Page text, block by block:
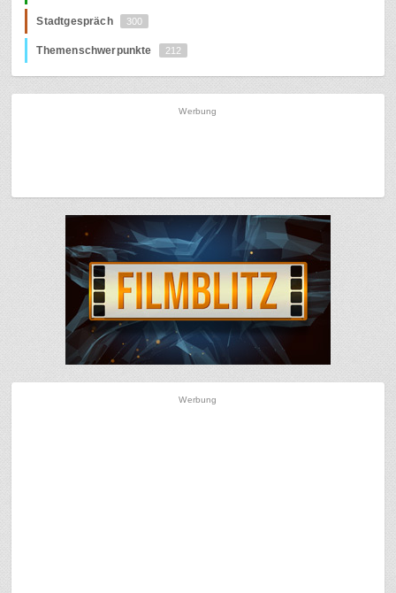
Stadtgespräch 300
Themenschwerpunkte 212
Werbung
Werbung